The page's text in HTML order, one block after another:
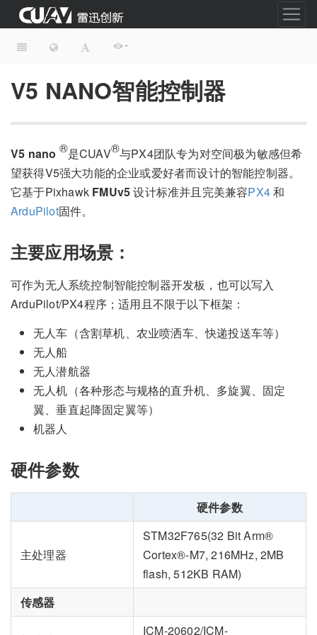
-
V5 NANO智能控制器
V5 nano ®是CUAV®与PX4团队专为对空间极为敏感但希
望获得V5强大功能的企业或爱好者而设计的智能控制器。
它基于Pixhawk FMUv5设计标准并且完美兼容PX4和
ArduPilot固件。
主要应用场景 ：
可作为无人系统控制智能控制器开发板，也可以写入
ArduPilot/PX4程序；适用且不限于以下框架：
无人车（含割草机、农业喷洒车、快递投送车等）
无人船
无人潜航器
无人机（各种形态与规格的直升机、多旋翼、固定
翼、垂直起降固定翼等）
机器人
硬件参数
硬件参数
主处理器
STM32F765(32 Bit Arm®
Cortex®-M7, 216MHz, 2MB
flash, 512KB RAM)
传感器
ICM-20602/ICM-